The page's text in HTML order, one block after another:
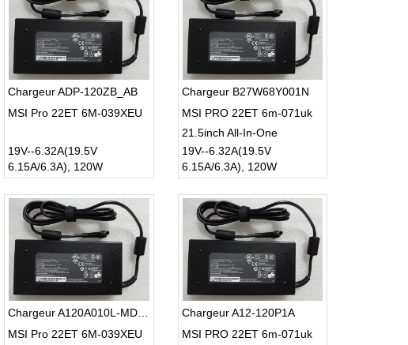
Chargeur ADP-120ZB_AB
MSI Pro 22ET 6M-039XEU
19V--6.32A(19.5V
6.15A/6.3A), 120W
Chargeur B27W68Y001N
MSI PRO 22ET 6m-071uk
21.5inch All-In-One
19V--6.32A(19.5V
6.15A/6.3A), 120W
MSI Pro 22ET 6M-039XEU
Chargeur A12-120P1A
MSI PRO 22ET 6m-071uk